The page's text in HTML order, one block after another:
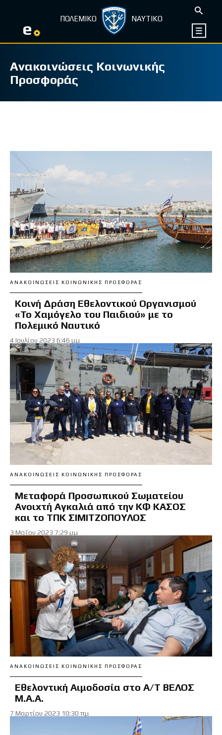
e ΠΟΛΕΜΙΚΟ ΝΑΥΤΙΚΟ
Ανακοινώσεις Κοινωνικής
Προσφοράς
ΑΝΑΚΟΙΝΏΣΕΙΣ ΚΟΙΝΩΝΙΚΉΣ ΠΡΟΣΦΟΡΆΣ
Κοινή Δράση Εθελοντικού Οργανισμού
«Το Χαμόγελο του Παιδιού» με το
Πολεμικό Ναυτικό
4 Ιουλίου 2023 6:46 μμ
ΑΝΑΚΟΙΝΏΣΕΙΣ ΚΟΙΝΩΝΙΚΉΣ ΠΡΟΣΦΟΡΆΣ
Μεταφορά Προσωπικού Σωματείου
Ανοιxτή Αγκαλιά από την ΚΦ ΚΑΣΟΣ
και το ΤΠΚ ΣΙΜΙΤΖΟΠΟΥΛΟΣ
3 Μαΐου 2023 7:29 μμ
ΑΝΑΚΟΙΝΏΣΕΙΣ ΚΟΙΝΩΝΙΚΉΣ ΠΡΟΣΦΟΡΆΣ
Εθελοντική Αιμοδοσία στο Α/Τ ΒΕΛΟΣ
Μ.Α.Α.
7 Μαρτίου 2023 10:30 πμ